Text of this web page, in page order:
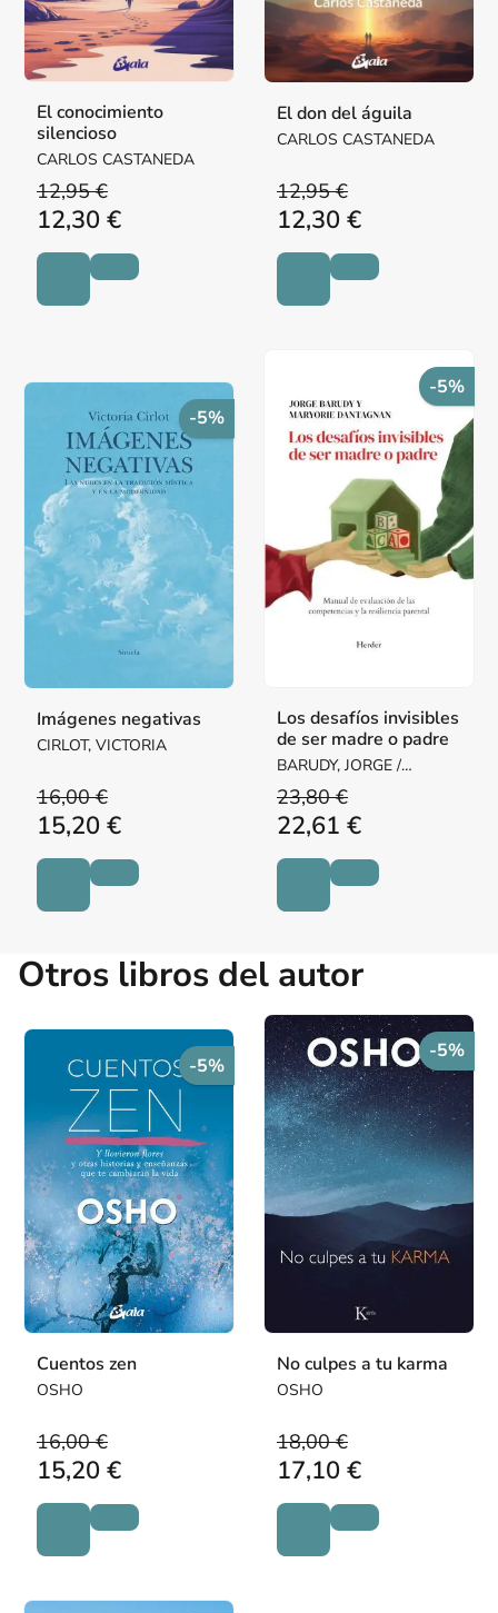
El conocimiento
silencioso
CARLOS CASTANEDA
12,95 €
12,30 €
El don del águila
CARLOS CASTANEDA
12,95 €
12,30 €
-5%
Imágenes negativas
CIRLOT, VICTORIA
16,00 €
15,20 €
-5%
Los desafíos invisibles
de ser madre o padre
BARUDY, JORGE /
DANTAGNAN, MARYORIE
23,80 €
22,61 €
Otros libros del autor
-5%
Cuentos zen
OSHO
16,00 €
15,20 €
-5%
No culpes a tu karma
OSHO
18,00 €
17,10 €